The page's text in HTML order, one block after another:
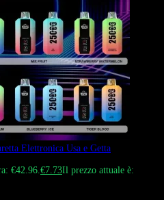
Elettronica Usa e Getta
€42.96.€7.73Il prezzo attuale è: